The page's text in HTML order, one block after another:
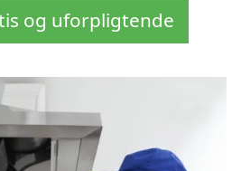
og uforpligtende